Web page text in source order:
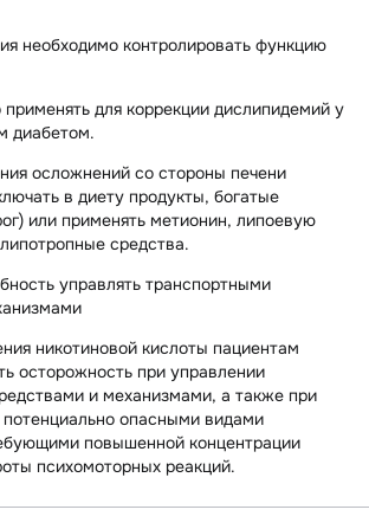
необходимо контролировать функцию
для коррекции дислипидемий у
диабетом.
осложнений со стороны печени
в диету продукты, богатые
или применять метионин, липоевую
средства.
управлять транспортными
никотиновой кислоты пациентам
осторожность при управлении
и механизмами, а также при
потенциально опасными видами
повышенной концентрации
психомоторных реакций.